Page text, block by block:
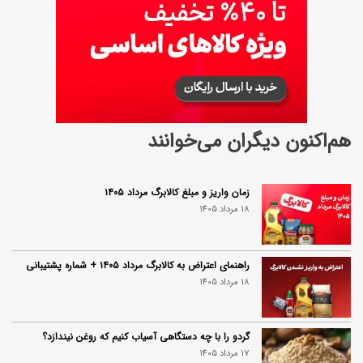
هم‌اکنون دیگران می‌خوانند
زمان واریز و مبلغ کالابرگ مرداد ۱۴۰۵
18 مرداد 1405
راهنمای اعتراض به کالابرگ مرداد ۱۴۰۵ + شماره پشتیبانی
18 مرداد 1405
گردو را با چه دستگاهی آسیاب کنیم که روغن نیندازد؟
17 مرداد 1405